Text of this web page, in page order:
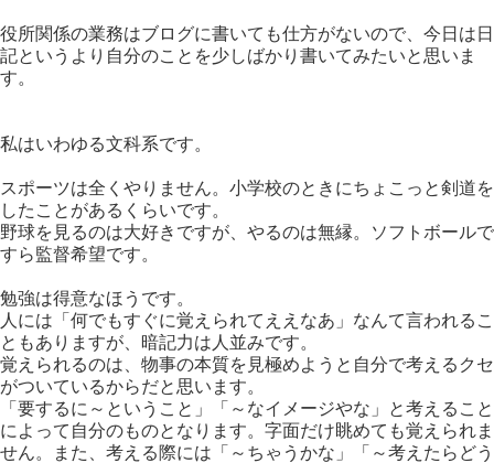
役所関係の業務はブログに書いても仕方がないので、今日は日
記というより自分のことを少しばかり書いてみたいと思いま
す。
私はいわゆる文科系です。
スポーツは全くやりません。小学校のときにちょこっと剣道を
したことがあるくらいです。
野球を見るのは大好きですが、やるのは無縁。ソフトボールで
すら監督希望です。
勉強は得意なほうです。
人には「何でもすぐに覚えられてええなあ」なんて言われるこ
ともありますが、暗記力は人並みです。
覚えられるのは、物事の本質を見極めようと自分で考えるクセ
がついているからだと思います。
「要するに～ということ」「～なイメージやな」と考えること
によって自分のものとなります。字面だけ眺めても覚えられま
せん。また、考える際には「～ちゃうかな」「～考えたらどう